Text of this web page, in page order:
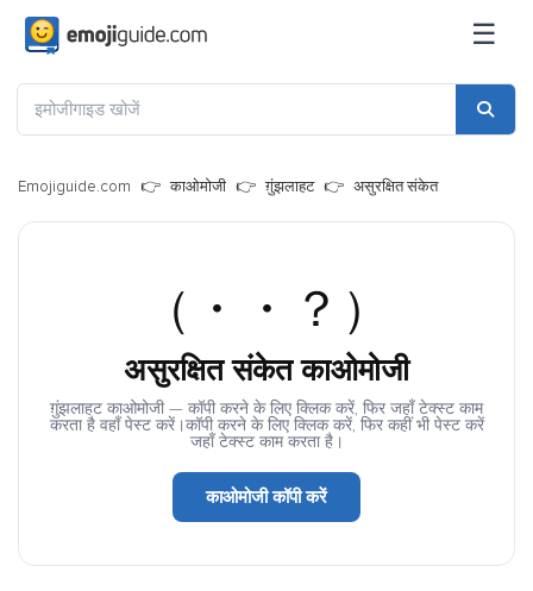
☰
Emojiguide.com काओमोजी ग़ुंझलाहट असुरक्षित संकेत
（・・？）
असुरक्षित संकेत काओमोजी
ग़ुंझलाहट काओमोजी — कॉपी करने के लिए क्लिक करें, फिर जहाँ टेक्स्ट काम
करता है वहाँ पेस्ट करें।कॉपी करने के लिए क्लिक करें, फिर कहीं भी पेस्ट करें
जहाँ टेक्स्ट काम करता है।
काओमोजी कॉपी करें